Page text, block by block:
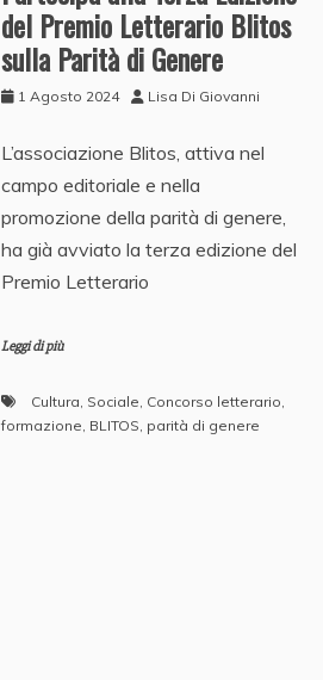
del Premio Letterario Blitos
sulla Parità di Genere
1 Agosto 2024 Lisa Di Giovanni
L’associazione Blitos, attiva nel
campo editoriale e nella
promozione della parità di genere,
ha già avviato la terza edizione del
Premio Letterario
Leggi di più
Cultura, Sociale, Concorso letterario,
formazione, BLITOS, parità di genere